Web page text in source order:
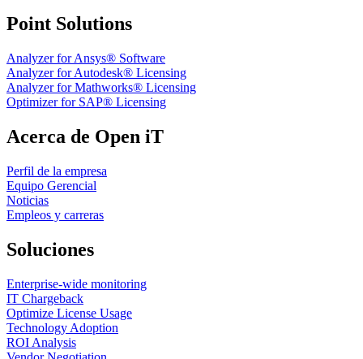
Point Solutions
Analyzer for Ansys® Software
Analyzer for Autodesk® Licensing
Analyzer for Mathworks® Licensing
Optimizer for SAP® Licensing
Acerca de Open iT
Perfil de la empresa
Equipo Gerencial
Noticias
Empleos y carreras
Soluciones
Enterprise-wide monitoring
IT Chargeback
Optimize License Usage
Technology Adoption
ROI Analysis